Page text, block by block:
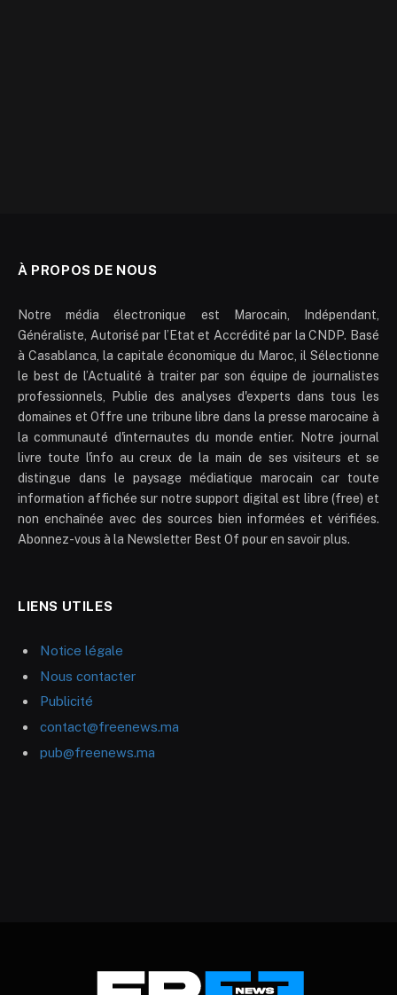
À PROPOS DE NOUS
Notre média électronique est Marocain, Indépendant,
Généraliste, Autorisé par l’Etat et Accrédité par la CNDP. Basé
à Casablanca, la capitale économique du Maroc, il Sélectionne
le best de l’Actualité à traiter par son équipe de journalistes
professionnels, Publie des analyses d'experts dans tous les
domaines et Offre une tribune libre dans la presse marocaine à
la communauté d'internautes du monde entier. Notre journal
livre toute l'info au creux de la main de ses visiteurs et se
distingue dans le paysage médiatique marocain car toute
information affichée sur notre support digital est libre (free) et
non enchaînée avec des sources bien informées et vérifiées.
Abonnez-vous à la Newsletter Best Of pour en savoir plus.
LIENS UTILES
Notice légale
Nous contacter
Publicité
contact@freenews.ma
pub@freenews.ma